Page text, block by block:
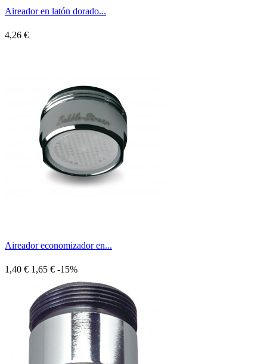
Aireador en latón dorado...
4,26 €
Aireador economizador en...
1,40 € 1,65 € -15%